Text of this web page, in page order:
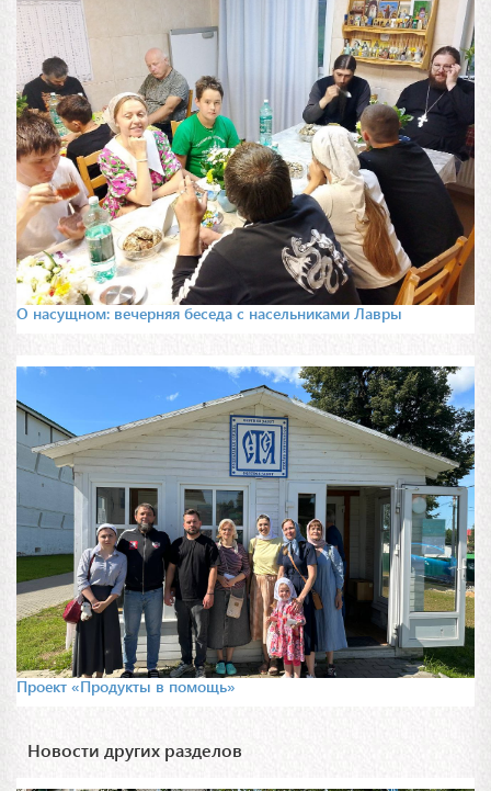
О насущном: вечерняя беседа с насельниками Лавры
Проект «Продукты в помощь»
Новости других разделов